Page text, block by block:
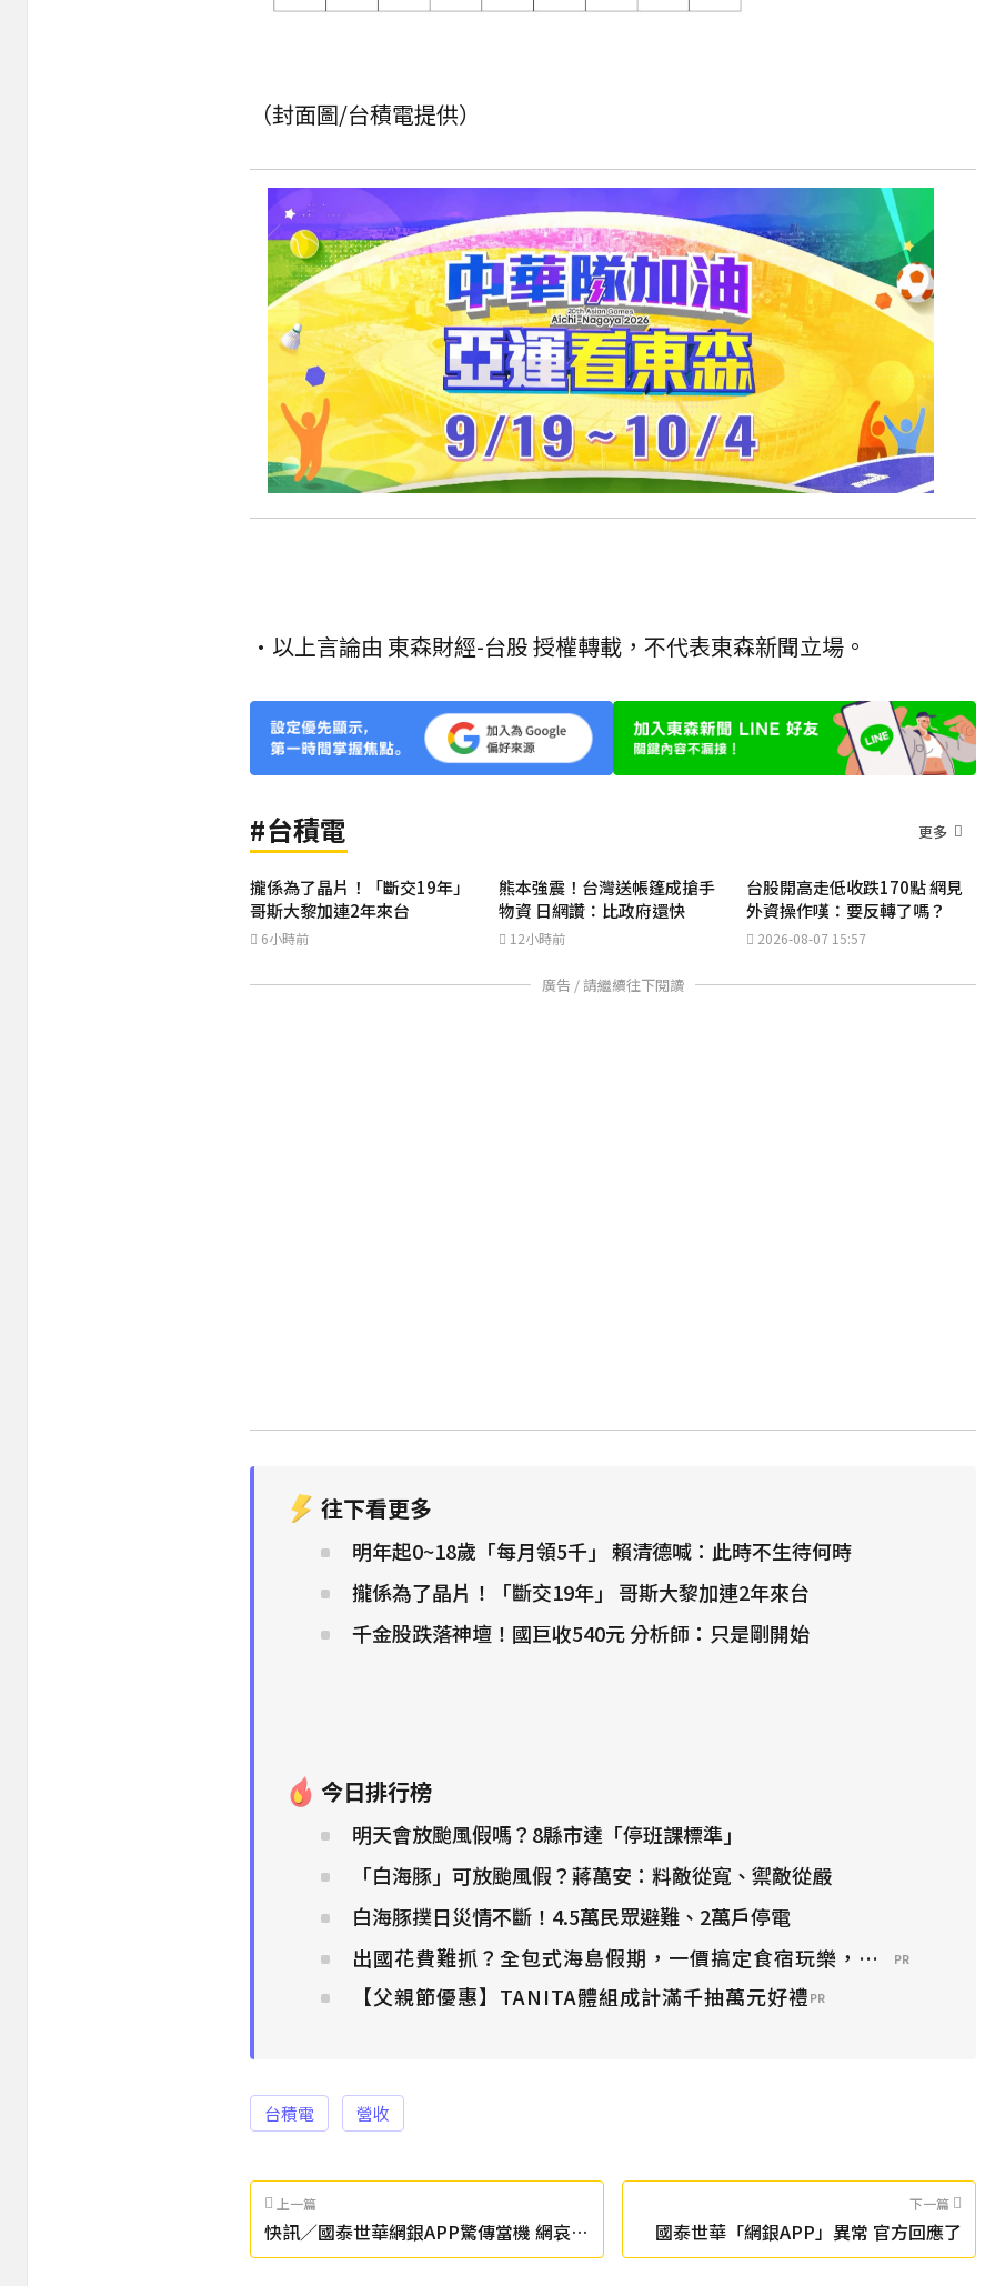
（封面圖/台積電提供）
•以上言論由 東森財經-台股 授權轉載，不代表東森新聞立場。
#台積電 更多
攏係為了晶片！「斷交19年」
哥斯大黎加連2年來台
6小時前
熊本強震！台灣送帳篷成搶手
物資 日網讚：比政府還快
12小時前
台股開高走低收跌170點 網見
外資操作嘆：要反轉了嗎？
2026-08-07 15:57
廣告 / 請繼續往下閱讀
往下看更多
明年起0~18歲「每月領5千」 賴清德喊：此時不生待何時
攏係為了晶片！「斷交19年」 哥斯大黎加連2年來台
千金股跌落神壇！國巨收540元 分析師：只是剛開始
今日排行榜
明天會放颱風假嗎？8縣市達「停班課標準」
「白海豚」可放颱風假？蔣萬安：料敵從寬、禦敵從嚴
白海豚撲日災情不斷！4.5萬民眾避難、2萬戶停電
出國花費難抓？全包式海島假期，一價搞定食宿玩樂，省錢更省心！
PR
【父親節優惠】TANITA體組成計滿千抽萬元好禮 PR
台積電 營收
上一篇
快訊／國泰世華網銀APP驚傳當機 網哀
號：不能提款！
下一篇
國泰世華「網銀APP」異常 官方回應了